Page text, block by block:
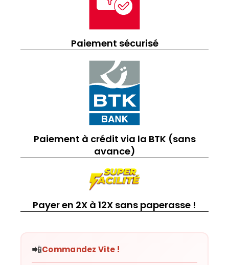
Paiement sécurisé
Paiement à crédit via la BTK (sans
avance)
Payer en 2X à 12X sans paperasse !
📲Commandez Vite !